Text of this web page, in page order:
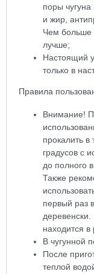
поры
и жир,
Чем больше
лучше;
Настоящий
только в
Правила
Внимание!
прокалить
градусов с
до полного
Также
первый раз
находится в
В чугунной
После
теплой